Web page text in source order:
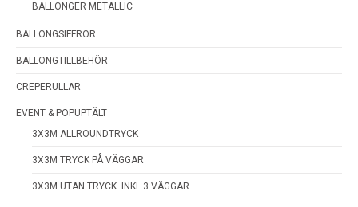
BALLONGER METALLIC
BALLONGSIFFROR
BALLONGTILLBEHÖR
CREPERULLAR
EVENT & POPUPTÄLT
3X3M ALLROUNDTRYCK
3X3M TRYCK PÅ VÄGGAR
3X3M UTAN TRYCK. INKL 3 VÄGGAR